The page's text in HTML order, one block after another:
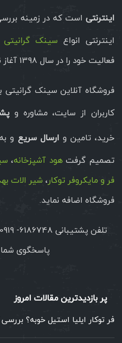
اینترنتی است که در زمینه
اینترنتی انواع سینک گرانیتی
فعالیت خود را در سال 1398 آغاز نمود.
فروشگاه آنلاین سینک گرانیتی
کاربران از سایت، مشاوره و
خرید، تامین و ارسال سریع و
تصمیم گرفتهود آشپزخانه،
فر و مایکروفر توکار، شیر الات
فروشگاه اضافه نماید.
پاسخگوی
پر بازدیدترین مقالات امروز
فر توکار ایلیا استیل خوبه؟ بررسی